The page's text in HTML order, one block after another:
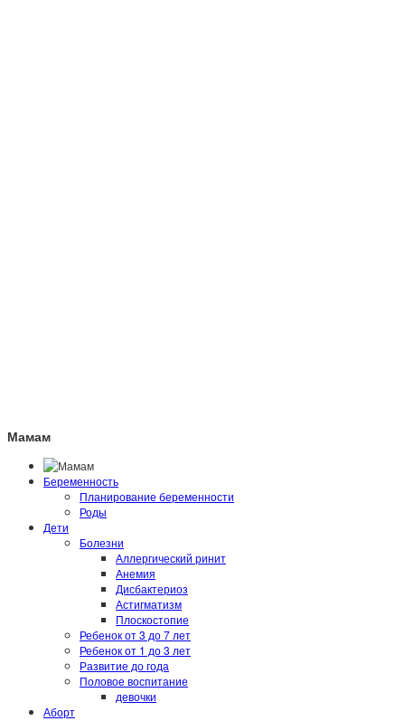
Мамам
Беременность
Планирование беременности
Роды
Дети
Болезни
Аллергический ринит
Анемия
Дисбактериоз
Астигматизм
Плоскостопие
Ребенок от 3 до 7 лет
Ребенок от 1 до 3 лет
Развитие до года
Половое воспитание
девочки
Аборт